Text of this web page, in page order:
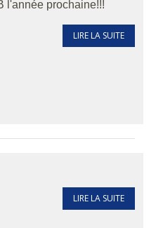
l'année prochaine!!!
LIRE LA SUITE
LIRE LA SUITE